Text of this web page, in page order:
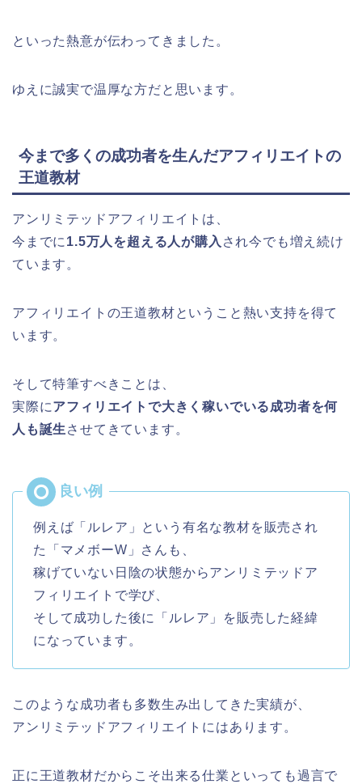
といった熱意が伝わってきました。
ゆえに誠実で温厚な方だと思います。
今まで多くの成功者を生んだアフィリエイトの
王道教材
アンリミテッドアフィリエイトは、
今までに 1.5万人を超える人が購入 され今でも増え続け
ています。
アフィリエイトの王道教材ということ熱い支持を得て
います。
そして特筆すべきことは、
実際にアフィリエイトで大きく稼いでいる成功者を何
人も誕生 させてきています。
例えば「ルレア」という有名な教材を販売され
た「マメボーW」さんも、
稼げていない日陰の状態からアンリミテッドア
フィリエイトで学び、
そして成功した後に「ルレア」を販売した経緯
になっています。
このような成功者も多数生み出してきた実績が、
アンリミテッドアフィリエイトにはあります。
正に王道教材だからこそ出来る仕業といっても過言で